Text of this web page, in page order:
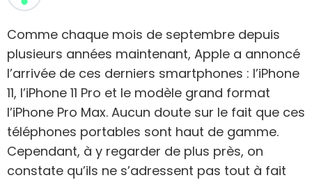
Comme chaque mois de septembre depuis
plusieurs années maintenant, Apple a annoncé
l’arrivée de ces derniers smartphones : l’iPhone
11, l’iPhone 11 Pro et le modèle grand format
l’iPhone Pro Max. Aucun doute sur le fait que ces
téléphones portables sont haut de gamme.
Cependant, à y regarder de plus près, on
constate qu’ils ne s’adressent pas tout à fait